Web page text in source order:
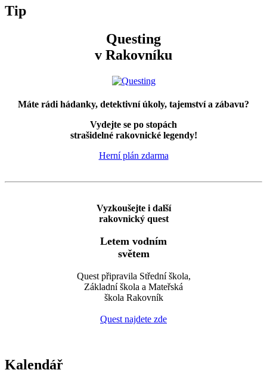
Tip
Questing
v Rakovníku
Máte rádi hádanky, detektivní úkoly, tajemství a zábavu?
Vydejte se po stopách
strašidelné rakovnické legendy!
Herní plán zdarma
Vyzkoušejte i další
rakovnický quest
Letem vodním
světem
Quest připravila Střední škola,
Základní škola a Mateřská
škola Rakovník
Quest najdete zde
Kalendář